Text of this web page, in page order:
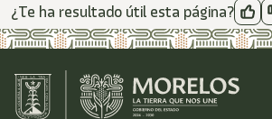
¿Te ha resultado útil esta página?